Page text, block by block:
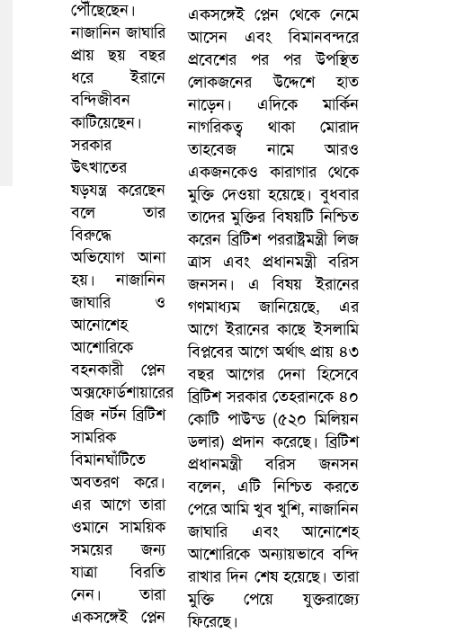
একসঙ্গেই প্লেন থেকে নেমে
আসেন এবং বিমানবন্দরে
প্রবেশের পর পর উপস্থিত
লোকজনের উদ্দেশে হাত
নাড়েন। এদিকে মার্কিন
নাগরিকত্ব থাকা মোরাদ
তাহবেজ নামে আরও
একজনকেও কারাগার থেকে
মুক্তি দেওয়া হয়েছে। বুধবার
তাদের মুক্তির বিষয়টি নিশ্চিত
করেন ব্রিটিশ পররাষ্ট্রমন্ত্রী লিজ
ত্রাস এবং প্রধানমন্ত্রী বরিস
জনসন। এ বিষয় ইরানের
গণমাধ্যম জানিয়েছে, এর
আগে ইরানের কাছে ইসলামি
বিপ্লবের আগে অর্থাৎ প্রায় ৪৩
বছর আগের দেনা হিসেবে
ব্রিটিশ সরকার তেহরানকে ৪০
কোটি পাউন্ড (৫২০ মিলিয়ন
ডলার) প্রদান করেছে। ব্রিটিশ
প্রধানমন্ত্রী বরিস জনসন
বলেন, এটি নিশ্চিত করতে
পেরে আমি খুব খুশি, নাজানিন
জাঘারি এবং আনোশেহ
আশোরিকে অন্যায়ভাবে বন্দি
রাখার দিন শেষ হয়েছে। তারা
মুক্তি পেয়ে যুক্তরাজ্যে
ফিরেছে।